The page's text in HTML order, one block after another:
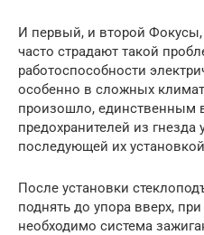
И первый, и второй Фокусы,
часто страдают такой
работоспособности
особенно в сложных
произошло, единственным
предохранителей из гнезда
последующей их
После установки
поднять до упора вверх,
необходимо система